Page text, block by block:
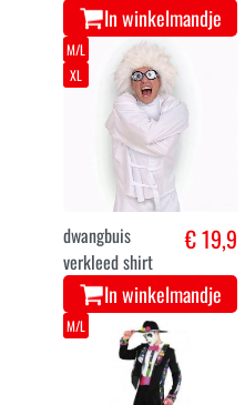
In winkelmandje
M/L
XL
dwangbuis
verkleed shirt
€ 19,9
In winkelmandje
M/L